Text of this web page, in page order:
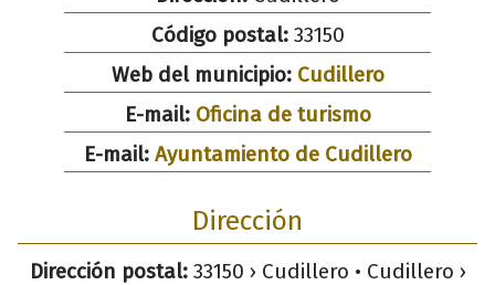
Código postal:33150
Web del municipio: Cudillero
E-mail: Oficina de turismo
E-mail: Ayuntamiento de Cudillero
Dirección
Dirección postal:33150 › Cudillero • Cudillero ›